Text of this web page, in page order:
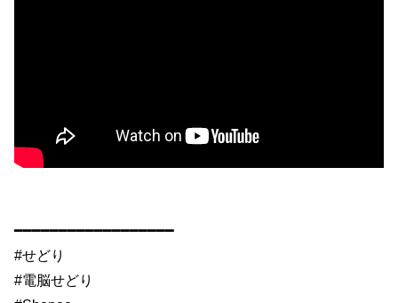
━━━━━━━━━━━━━━━━━━
#せどり
#電脳せどり